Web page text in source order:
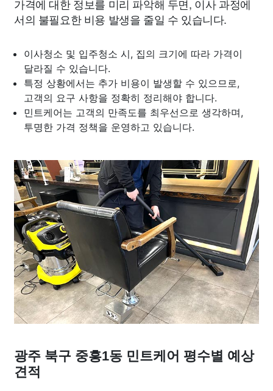
가격에 대한 정보를 미리 파악해 두면, 이사 과정에
서의 불필요한 비용 발생을 줄일 수 있습니다.
이사청소 및 입주청소 시, 집의 크기에 따라 가격이
달라질 수 있습니다.
특정 상황에서는 추가 비용이 발생할 수 있으므로,
고객의 요구 사항을 정확히 정리해야 합니다.
민트케어는 고객의 만족도를 최우선으로 생각하며,
투명한 가격 정책을 운영하고 있습니다.
광주 북구 중흥1동 민트케어 평수별 예상
견적